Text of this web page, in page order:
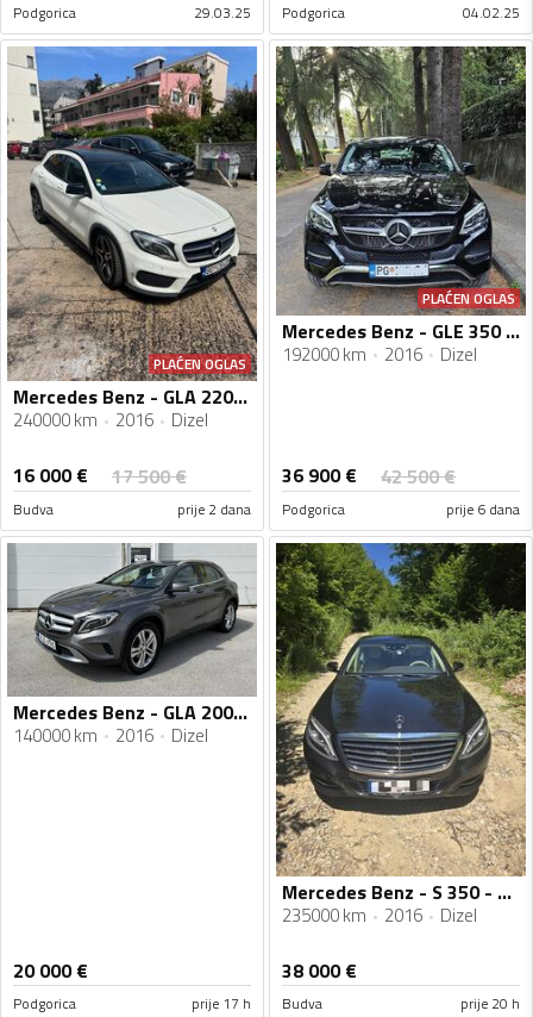
Podgorica 29.03.25 Podgorica 04.02.25
PLAĆEN OGLAS
Mercedes Benz - GLA 220 - GLA 220D 4MATIC AMG
240000 km 2016 Dizel
16 000€ 17 500€
Budva prije 2 dana
PLAĆEN OGLAS
Mercedes Benz - GLE 350 - Coupe 4 Matic
192000 km 2016 Dizel
36 900€ 42 500€
Podgorica prije 6 dana
Mercedes Benz - GLA 200 - 2.2
140000 km 2016 Dizel
20 000€
Podgorica prije 17 h
Mercedes Benz - S 350 - 350D
235000 km 2016 Dizel
38 000€
Budva prije 20 h